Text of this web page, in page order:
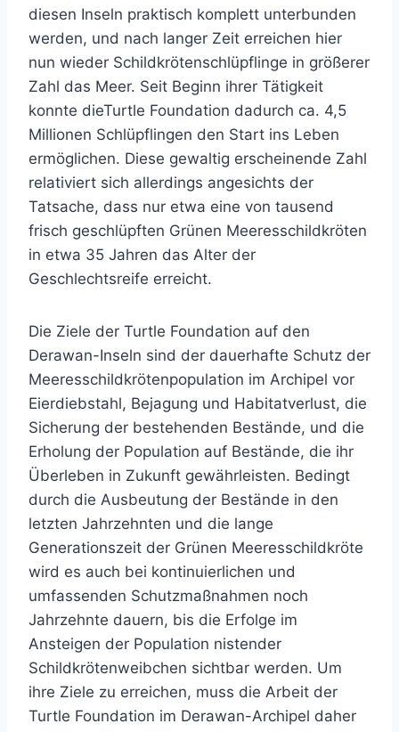
diesen Inseln praktisch komplett unterbunden
werden, und nach langer Zeit erreichen hier
nun wieder Schildkrötenschlüpflinge in größerer
Zahl das Meer. Seit Beginn ihrer Tätigkeit
konnte dieTurtle Foundation dadurch ca. 4,5
Millionen Schlüpflingen den Start ins Leben
ermöglichen. Diese gewaltig erscheinende Zahl
relativiert sich allerdings angesichts der
Tatsache, dass nur etwa eine von tausend
frisch geschlüpften Grünen Meeresschildkröten
in etwa 35 Jahren das Alter der
Geschlechtsreife erreicht.
Die Ziele der Turtle Foundation auf den
Derawan-Inseln sind der dauerhafte Schutz der
Meeresschildkrötenpopulation im Archipel vor
Eierdiebstahl, Bejagung und Habitatverlust, die
Sicherung der bestehenden Bestände, und die
Erholung der Population auf Bestände, die ihr
Überleben in Zukunft gewährleisten. Bedingt
durch die Ausbeutung der Bestände in den
letzten Jahrzehnten und die lange
Generationszeit der Grünen Meeresschildkröte
wird es auch bei kontinuierlichen und
umfassenden Schutzmaßnahmen noch
Jahrzehnte dauern, bis die Erfolge im
Ansteigen der Population nistender
Schildkrötenweibchen sichtbar werden. Um
ihre Ziele zu erreichen, muss die Arbeit der
Turtle Foundation im Derawan-Archipel daher